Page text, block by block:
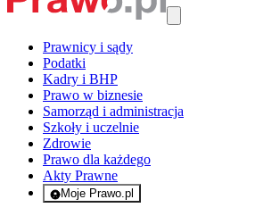
Prawnicy i sądy
Podatki
Kadry i BHP
Prawo w biznesie
Samorząd i administracja
Szkoły i uczelnie
Zdrowie
Prawo dla każdego
Akty Prawne
Moje Prawo.pl
- rejestracja i logowanie do serwisu